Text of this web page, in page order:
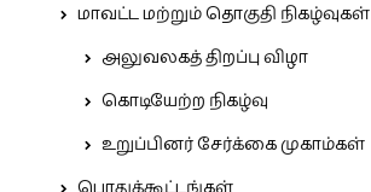
மாவட்ட மற்றும் தொகுதி நிகழ்வுகள்
அலுவலகத் திறப்பு விழா
கொடியேற்ற நிகழ்வு
உறுப்பினர் சேர்க்கை முகாம்கள்